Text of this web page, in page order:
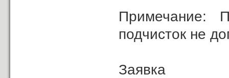
Примечание:
подчисток не